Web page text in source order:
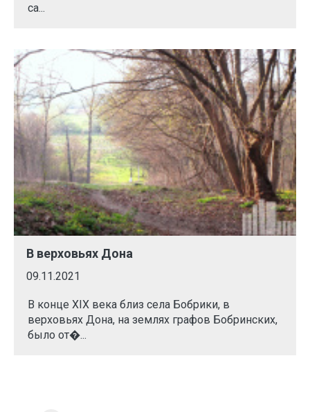
са...
В верховьях Дона
09.11.2021
В конце XIX века близ села Бобрики, в
верховьях Дона, на землях графов Бобринских,
было от�...